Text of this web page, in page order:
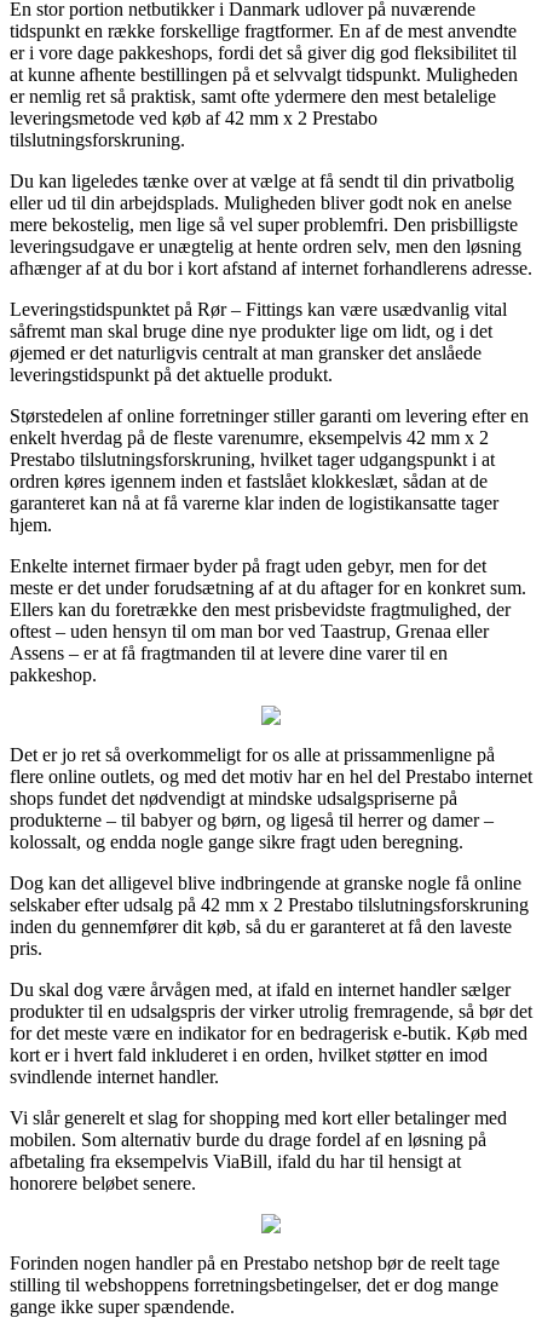
En stor portion netbutikker i Danmark udlover på nuværende
tidspunkt en række forskellige fragtformer. En af de mest anvendte
er i vore dage pakkeshops, fordi det så giver dig god fleksibilitet til
at kunne afhente bestillingen på et selvvalgt tidspunkt. Muligheden
er nemlig ret så praktisk, samt ofte ydermere den mest betalelige
leveringsmetode ved køb af 42 mm x 2 Prestabo
tilslutningsforskruning.
Du kan ligeledes tænke over at vælge at få sendt til din privatbolig
eller ud til din arbejdsplads. Muligheden bliver godt nok en anelse
mere bekostelig, men lige så vel super problemfri. Den prisbilligste
leveringsudgave er unægtelig at hente ordren selv, men den løsning
afhænger af at du bor i kort afstand af internet forhandlerens adresse.
Leveringstidspunktet på Rør – Fittings kan være usædvanlig vital
såfremt man skal bruge dine nye produkter lige om lidt, og i det
øjemed er det naturligvis centralt at man gransker det anslåede
leveringstidspunkt på det aktuelle produkt.
Størstedelen af online forretninger stiller garanti om levering efter en
enkelt hverdag på de fleste varenumre, eksempelvis 42 mm x 2
Prestabo tilslutningsforskruning, hvilket tager udgangspunkt i at
ordren køres igennem inden et fastslået klokkeslæt, sådan at de
garanteret kan nå at få varerne klar inden de logistikansatte tager
hjem.
Enkelte internet firmaer byder på fragt uden gebyr, men for det
meste er det under forudsætning af at du aftager for en konkret sum.
Ellers kan du foretrække den mest prisbevidste fragtmulighed, der
oftest – uden hensyn til om man bor ved Taastrup, Grenaa eller
Assens – er at få fragtmanden til at levere dine varer til en
pakkeshop.
Det er jo ret så overkommeligt for os alle at prissammenligne på
flere online outlets, og med det motiv har en hel del Prestabo internet
shops fundet det nødvendigt at mindske udsalgspriserne på
produkterne – til babyer og børn, og ligeså til herrer og damer –
kolossalt, og endda nogle gange sikre fragt uden beregning.
Dog kan det alligevel blive indbringende at granske nogle få online
selskaber efter udsalg på 42 mm x 2 Prestabo tilslutningsforskruning
inden du gennemfører dit køb, så du er garanteret at få den laveste
pris.
Du skal dog være årvågen med, at ifald en internet handler sælger
produkter til en udsalgspris der virker utrolig fremragende, så bør det
for det meste være en indikator for en bedragerisk e-butik. Køb med
kort er i hvert fald inkluderet i en orden, hvilket støtter en imod
svindlende internet handler.
Vi slår generelt et slag for shopping med kort eller betalinger med
mobilen. Som alternativ burde du drage fordel af en løsning på
afbetaling fra eksempelvis ViaBill, ifald du har til hensigt at
honorere beløbet senere.
Forinden nogen handler på en Prestabo netshop bør de reelt tage
stilling til webshoppens forretningsbetingelser, det er dog mange
gange ikke super spændende.